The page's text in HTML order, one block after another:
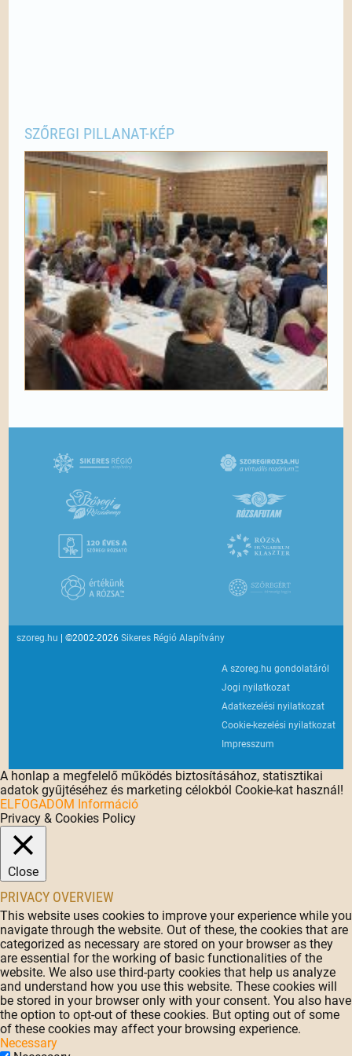
SZŐREGI PILLANAT-KÉP
szoreg.hu | ©2002-2026Sikeres Régió Alapítvány
A szoreg.hu gondolatáról
Jogi nyilatkozat
Adatkezelési nyilatkozat
Cookie-kezelési nyilatkozat
Impresszum
A honlap a megfelelő működés biztosításához, statisztikai
adatok gyűjtéséhez és marketing célokból Cookie-kat használ!
ELFOGADOM Információ
Privacy & Cookies Policy
Close
PRIVACY OVERVIEW
This website uses cookies to improve your experience while you
navigate through the website. Out of these, the cookies that are
categorized as necessary are stored on your browser as they
are essential for the working of basic functionalities of the
website. We also use third-party cookies that help us analyze
and understand how you use this website. These cookies will
be stored in your browser only with your consent. You also have
the option to opt-out of these cookies. But opting out of some
of these cookies may affect your browsing experience.
Necessary